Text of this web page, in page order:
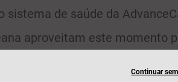
sistema de saúde da
aproveitam este momento
no mercado e com o
Continuar